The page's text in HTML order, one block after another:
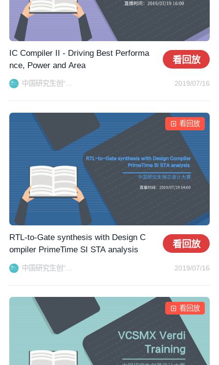
IC Compiler II - Driving Best Performa
nce, Power and Area
看回放
2019/07/16
看回放
RTL-to-Gate synthesis with Design C
ompiler PrimeTime SI STA analysis
看回放
2019/07/16
看回放